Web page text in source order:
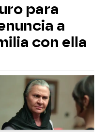
para
a
con ella